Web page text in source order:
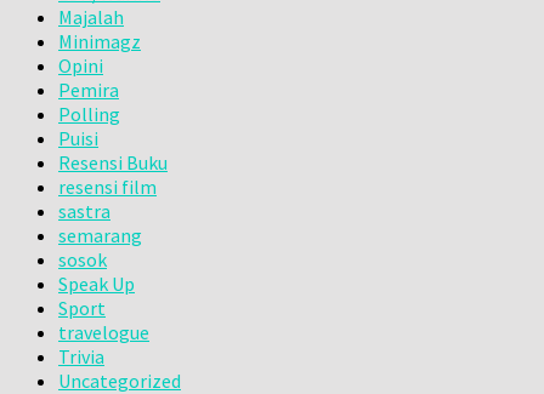
Majalah
Minimagz
Opini
Pemira
Polling
Puisi
Resensi Buku
resensi film
sastra
semarang
sosok
Speak Up
Sport
travelogue
Trivia
Uncategorized